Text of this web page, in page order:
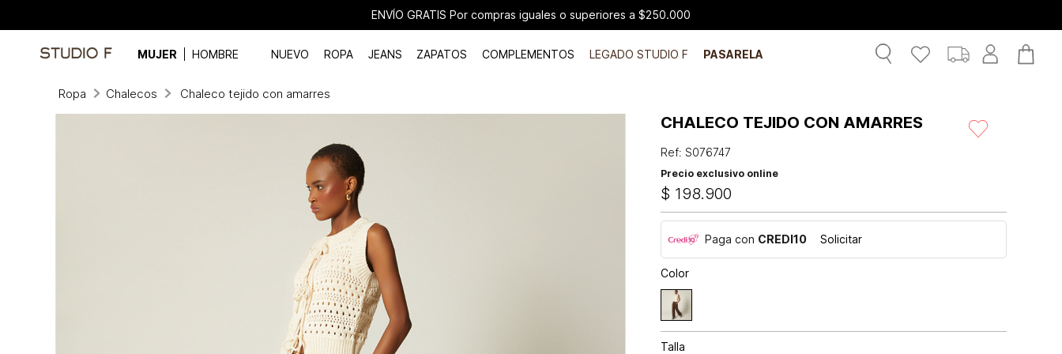
ENVÍO GRATIS Por compras iguales o superiores a $250.000
MUJER HOMBRE NUEVO ROPA JEANS ZAPATOS COMPLEMENTOS LEGADO STUDIO F PASARELA
Ropa Chalecos Chaleco tejido con amarres
CHALECO TEJIDO CON AMARRES
Ref:S076747
Precio exclusivo online
$ 198.900
Paga con CREDI10 Solicitar
Color
Talla